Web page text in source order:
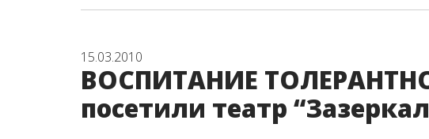
15.03.2010
ВОСПИТАНИЕ
посетили театр